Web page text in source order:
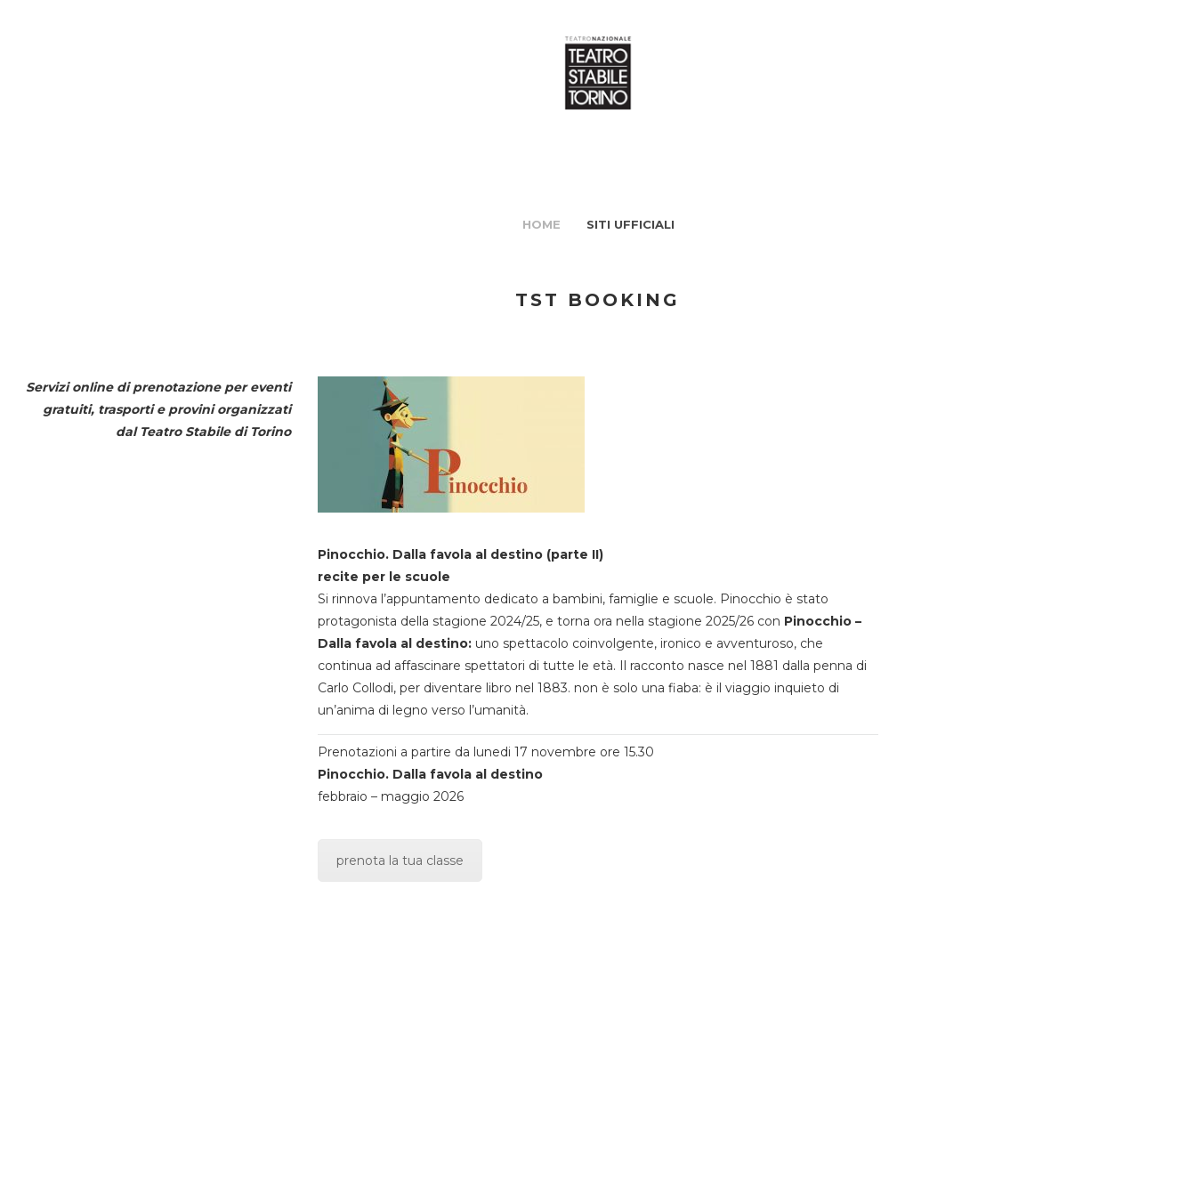
HOME SITI UFFICIALI
TST BOOKING
Servizi online di prenotazione per eventi
gratuiti, trasporti e provini organizzati
dal Teatro Stabile di Torino
Pinocchio. Dalla favola al destino (parte II)
recite per le scuole
Si rinnova l’appuntamento dedicato a bambini, famiglie e scuole. Pinocchio è stato
protagonista della stagione 2024/25, e torna ora nella stagione 2025/26 con Pinocchio –
Dalla favola al destino:uno spettacolo coinvolgente, ironico e avventuroso, che
continua ad affascinare spettatori di tutte le età. Il racconto nasce nel 1881 dalla penna di
Carlo Collodi, per diventare libro nel 1883. non è solo una fiaba: è il viaggio inquieto di
un’anima di legno verso l’umanità.
Prenotazioni a partire da lunedi 17 novembre ore 15.30
Pinocchio. Dalla favola al destino
febbraio – maggio 2026
prenota la tua classe